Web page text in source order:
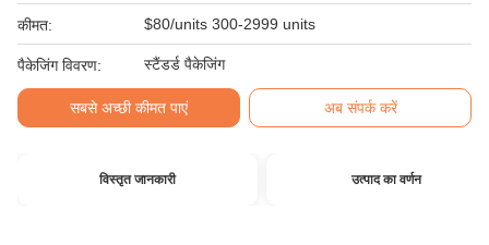
कीमत: $80/units 300-2999 units
पैकेजिंग विवरण: स्टैंडर्ड पैकेजिंग
सबसे अच्छी कीमत पाएं अब संपर्क करें
विस्तृत जानकारी उत्पाद का वर्णन